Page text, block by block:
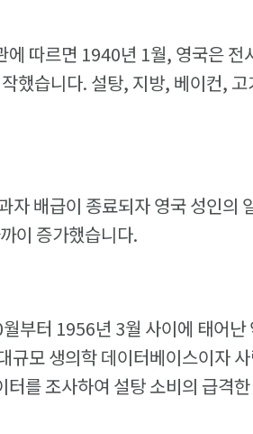
에 따르면 1940년 1월, 영국은
했습니다. 설탕, 지방, 베이컨,
자 배급이 종료되자 영국 성인의
이 증가했습니다.
부터 1956년 3월 사이에 태어
규모 생의학 데이터베이스이자
터를 조사하여 설탕 소비의 급격